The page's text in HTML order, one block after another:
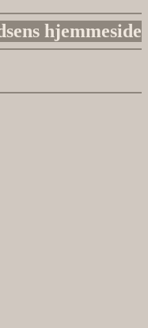
hjemmeside